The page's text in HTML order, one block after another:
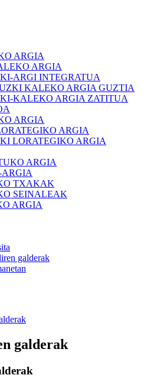
ARGIA
ARGIA
ARGI INTEGRATUA
KALEKO ARGIA GUZTIA
KALEKO ARGIA ZATITUA
ARGIA
ARGIA
LORATEGIKO ARGIA
ARGIA
TXAKAK
SEINALEAK
ARGIA
galderak
galderak